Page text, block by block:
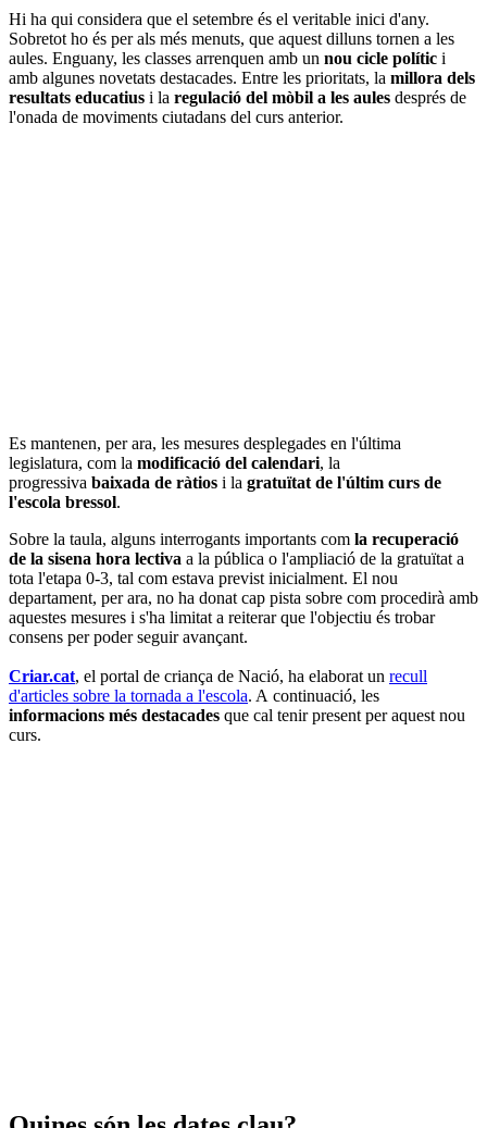
Hi ha qui considera que el setembre és el veritable inici d'any.
Sobretot ho és per als més menuts, que aquest dilluns tornen a les
aules. Enguany, les classes arrenquen amb un nou cicle polític i
amb algunes novetats destacades. Entre les prioritats, la millora dels
resultats educatius i la regulació del mòbil a les aules després de
l'onada de moviments ciutadans del curs anterior.
Es mantenen, per ara, les mesures desplegades en l'última
legislatura, com la modificació del calendari, la
progressiva baixada de ràtios i la gratuïtat de l'últim curs de
l'escola bressol.
Sobre la taula, alguns interrogants importants com la recuperació
de la sisena hora lectiva a la pública o l'ampliació de la gratuïtat a
tota l'etapa 0-3, tal com estava previst inicialment. El nou
departament, per ara, no ha donat cap pista sobre com procedirà amb
aquestes mesures i s'ha limitat a reiterar que l'objectiu és trobar
consens per poder seguir avançant.
Criar.cat, el portal de criança de Nació, ha elaborat un recull
d'articles sobre la tornada a l'escola. A continuació, les
informacions més destacades que cal tenir present per aquest nou
curs.